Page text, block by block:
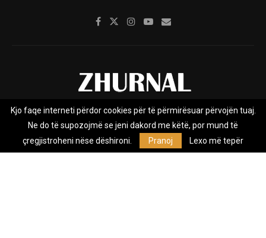
Rreth nesh Impresumi Marketing
Privacy Policy
Zhurnal.mk është Agjenci e Lajmeve e pavarur, e themeluar në vitin
Kjo faqe interneti përdor cookies për të përmirësuar përvojën tuaj.
Ne do të supozojmë se jeni dakord me këtë, por mund të
çregjistroheni nëse dëshironi.
Pranoj Lexo më tepër